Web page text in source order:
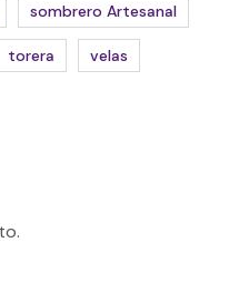
sombrero Artesanal
torera velas